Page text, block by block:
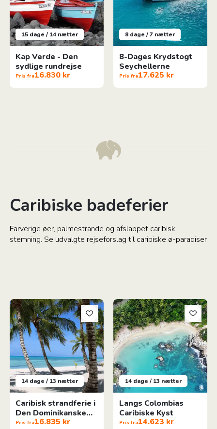
15 dage / 14 nætter
Kap Verde - Den
sydlige rundrejse
Pris fra16.830 kr
8 dage / 7 nætter
8-Dages Krydstogt
Seychellerne
Pris fra17.625 kr
Caribiske badeferier
Farverige øer, palmestrande og afslappet caribisk
stemning. Se udvalgte rejseforslag til caribiske ø-paradiser
14 dage / 13 nætter
Caribisk strandferie i
Den Dominikanske
Republik
Pris fra16.835 kr
Caribisk strandferie i Den Dominikanske Republik
14 dage / 13 nætter
Langs Colombias
Caribiske Kyst
Pris fra14.623 kr
Langs Colombias Caribiske